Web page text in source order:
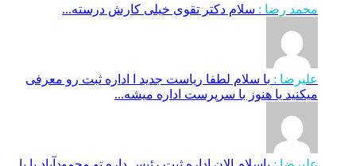
محمد رضا : سلام دکتر تقوی خیلی کارش درسته...
علیرضا : با سلام لطفا ریاست جدید ا اداره ثبت‌ رو معرفی
میکنید یا هنوز با سرپرست اداره‌ میشه...